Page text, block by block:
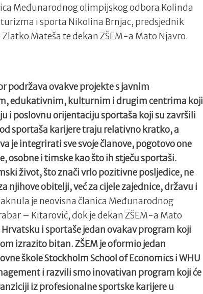
Međunarodnog olimpijskog odbora Kolinda
i sporta Nikolina Brnjac, predsjednik
Mateša te dekan ZŠEM-a Mato Njavro.
podržava ovakve projekte s javnim
edukativnim, kulturnim i drugim centrima koji
i poslovnu orijentaciju sportaša koji su završili
sportaša karijere traju relativno kratko, a
je integrirati sve svoje članove, pogotovo one
osobne i timske kao što ih stječu sportaši.
život, što znači vrlo pozitivne posljedice, ne
njihove obitelji, već za cijele zajednice, državu i
je neovisna članica Međunarodnog
– Kitarović, dok je dekan ZŠEM-a Mato
Hrvatsku i sportaše jedan ovakav program koji
izrazito bitan. ZŠEM je oformio jedan
škole Stockholm School of Economics i WHU
i razvili smo inovativan program koji će
iz profesionalne sportske karijere u